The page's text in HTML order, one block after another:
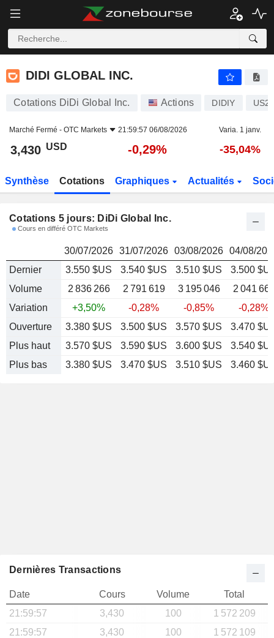
DIDI GLOBAL INC. 3,430
DIDI GLOBAL INC.
Cotations DiDi Global Inc. Actions DIDIY
Marché Fermé - OTC Markets 21:59:57 06/08/2026 Varia. 1 janv.
3,430 USD -0,29% -35,04%
Synthèse Cotations Graphiques Actualités
Cotations 5 jours: DiDi Global Inc.
Cours en différé OTC Markets
30/07/2026 31/07/2026 03/08/2026 04/08/
Dernier
3.550 $US 3.540 $US 3.510 $US
3.500
Volume
2 836 266 2 791 619 3 195 046
2 041
Variation
+3,50% -0,28% -0,85%
-0,28%
Ouverture
3.380 $US 3.500 $US 3.570 $US
3.470
Plus haut
3.570 $US 3.590 $US 3.600 $US
3.540
Plus bas
3.380 $US 3.470 $US 3.510 $US 3.460
Dernières Transactions
Date Cours Volume
Total
21:59:57
3,430 100
1 572 209
21:59:57
3,430 100
1 572 109